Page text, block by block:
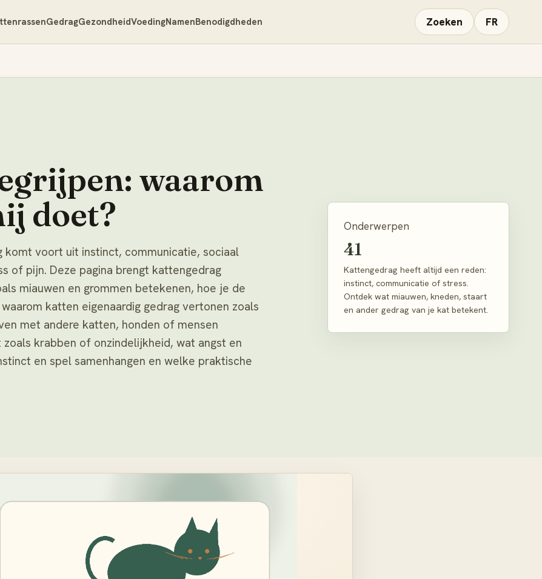
GedragGezondheidVoedingNamenBenodigdheden Zoeken FR
waarom
doet?
voort uit instinct, communicatie, sociaal
of pijn. Deze pagina brengt kattengedrag
miauwen en grommen betekenen, hoe je de
katten eigenaardig gedrag vertonen zoals
met andere katten, honden of mensen
krabben of onzindelijkheid, wat angst en
en spel samenhangen en welke praktische
Onderwerpen
41
Kattengedrag heeft altijd een reden:
instinct, communicatie of stress.
Ontdek wat miauwen, kneden, staart
en ander gedrag van je kat betekent.